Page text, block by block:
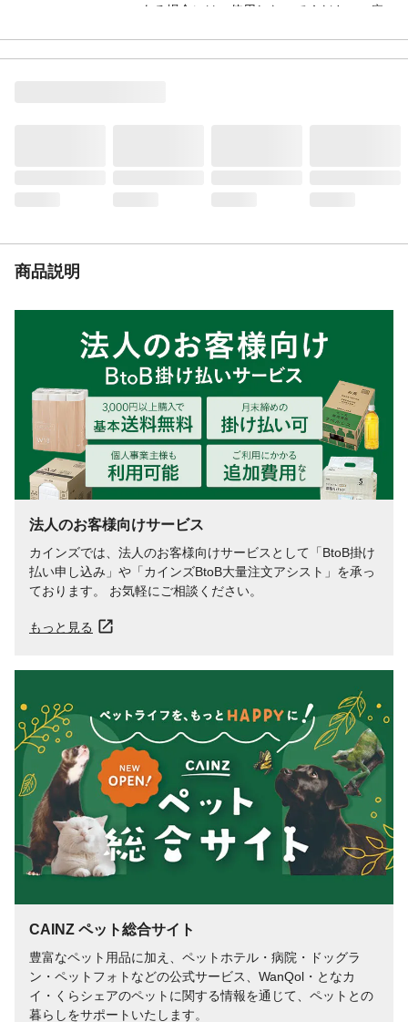
ある場合には、使用しないでください。症
商品説明
法人のお客様向けサービス
カインズでは、法人のお客様向けサービスとして「BtoB掛け
払い申し込み」や「カインズBtoB大量注文アシスト」を承っ
ております。 お気軽にご相談ください。
もっと見る
CAINZ ペット総合サイト
豊富なペット用品に加え、ペットホテル・病院・ドッグラ
ン・ペットフォトなどの公式サービス、WanQol・となカ
イ・くらシェアのペットに関する情報を通じて、ペットとの
暮らしをサポートいたします。